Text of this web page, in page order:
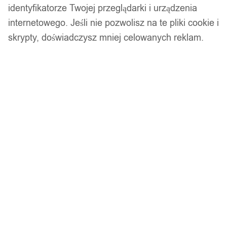
identyfikatorze Twojej przeglądarki i urządzenia
internetowego. Jeśli nie pozwolisz na te pliki cookie i
skrypty, doświadczysz mniej celowanych reklam.